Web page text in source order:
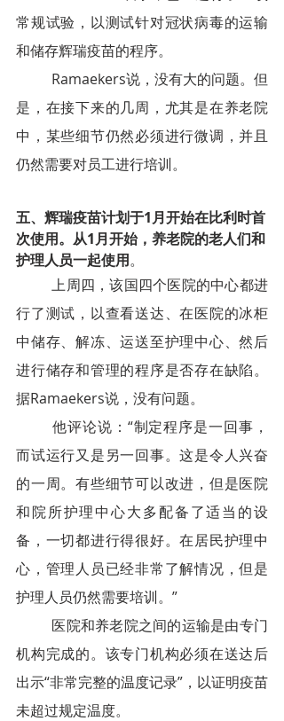
常规试验，以测试针对冠状病毒的运输
和储存辉瑞疫苗的程序。
Ramaekers说，没有大的问题。但
是，在接下来的几周，尤其是在养老院
中，某些细节仍然必须进行微调，并且
仍然需要对员工进行培训。
五、 辉瑞疫苗计划于1月开始在比利时首
次使用。从1月开始，养老院的老人们和
护理人员一起使用。
上周四，该国四个医院的中心都进
行了测试，以查看送达、在医院的冰柜
中储存、解冻、运送至护理中心、然后
进行储存和管理的程序是否存在缺陷。
据Ramaekers说，没有问题。
他评论说：“制定程序是一回事，
而试运行又是另一回事。这是令人兴奋
的一周。有些细节可以改进，但是医院
和院所护理中心大多配备了适当的设
备，一切都进行得很好。在居民护理中
心，管理人员已经非常了解情况，但是
护理人员仍然需要培训。”
医院和养老院之间的运输是由专门
机构完成的。该专门机构必须在送达后
出示“非常完整的温度记录”，以证明疫苗
未超过规定温度。